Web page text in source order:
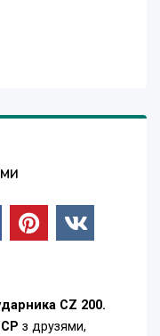
CZ 200.
з друзями,